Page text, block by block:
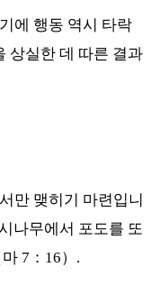
에 행동 역시 타락
상실한 데 따른 결과
만 맺히기 마련입니
나무에서 포도를 또
마 7 ： 16） .